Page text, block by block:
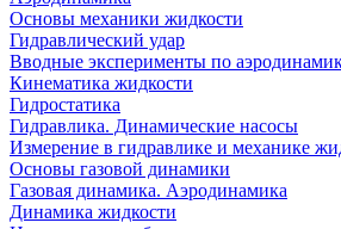
Основы механики жидкости
Гидравлический удар
Вводные эксперименты по
Кинематика жидкости
Гидростатика
Гидравлика. Динамические насосы
Измерение в гидравлике и механике
Основы газовой динамики
Газовая динамика. Аэродинамика
Динамика жидкости